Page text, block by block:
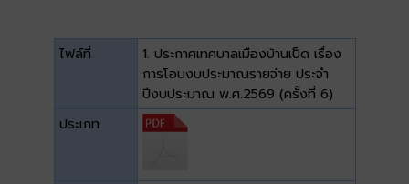
ไฟล์ที่
1. ประกาศเทศบาลเมืองบ้านเป็ด เรื่อง
การโอนงบประมาณรายจ่าย ประจำ
ปีงบประมาณ พ.ศ.2569 (ครั้งที่ 6)
ประเภท